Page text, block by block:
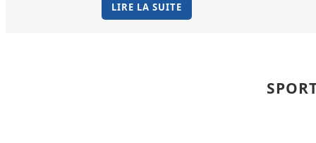
LIRE LA SUITE